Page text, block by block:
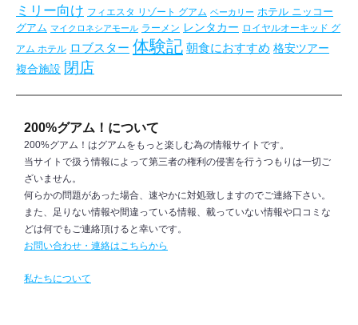
ミリー向け フィエスタ リゾート グアム ベーカリー ホテル ニッコー
グアム マイクロネシアモール ラーメン レンタカー ロイヤルオーキッド グ
アム ホテル ロブスター 体験記 朝食におすすめ 格安ツアー
複合施設 閉店
200%グアム！について
200%グアム！はグアムをもっと楽しむ為の情報サイトです。
当サイトで扱う情報によって第三者の権利の侵害を行うつもりは一切ご
ざいません。
何らかの問題があった場合、速やかに対処致しますのでご連絡下さい。
また、足りない情報や間違っている情報、載っていない情報や口コミな
どは何でもご連絡頂けると幸いです。
お問い合わせ・連絡はこちらから
私たちについて